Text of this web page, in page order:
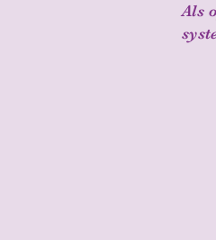
Als